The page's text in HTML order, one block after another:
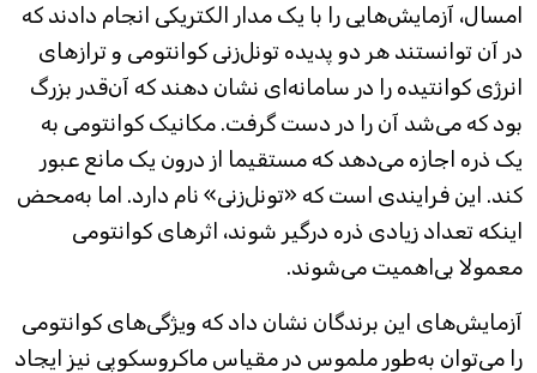
امسال، آزمایش‌هایی را با یک مدار الکتریکی انجام دادند که
در آن توانستند هر دو پدیده تونل‌زنی کوانتومی و ترازهای
انرژی کوانتیده را در سامانه‌ای نشان دهند که آن‌قدر بزرگ
بود که می‌شد آن را در دست گرفت. مکانیک کوانتومی به
یک ذره اجازه می‌دهد که مستقیما از درون یک مانع عبور
کند. این فرایندی است که «تونل‌زنی» نام دارد. اما به‌محض
اینکه تعداد زیادی ذره درگیر شوند، اثرهای کوانتومی
معمولا بی‌اهمیت می‌شوند.
آزمایش‌های این برندگان نشان داد که ویژگی‌های کوانتومی
را می‌توان به‌طور ملموس در مقیاس ماکروسکوپی نیز ایجاد